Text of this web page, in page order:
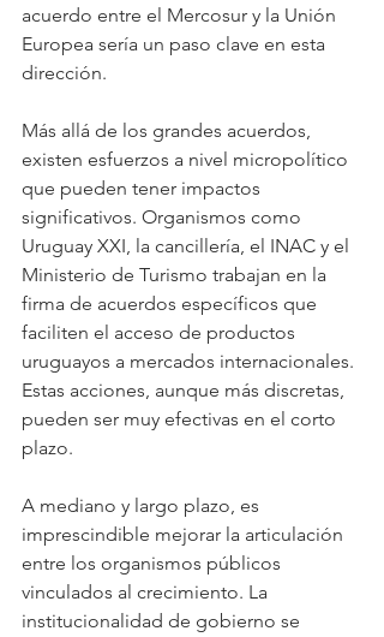
acuerdo entre el Mercosur y la Unión
Europea sería un paso clave en esta
dirección.
Más allá de los grandes acuerdos,
existen esfuerzos a nivel micropolítico
que pueden tener impactos
significativos. Organismos como
Uruguay XXI, la cancillería, el INAC y el
Ministerio de Turismo trabajan en la
firma de acuerdos específicos que
faciliten el acceso de productos
uruguayos a mercados internacionales.
Estas acciones, aunque más discretas,
pueden ser muy efectivas en el corto
plazo.
A mediano y largo plazo, es
imprescindible mejorar la articulación
entre los organismos públicos
vinculados al crecimiento. La
institucionalidad de gobierno se